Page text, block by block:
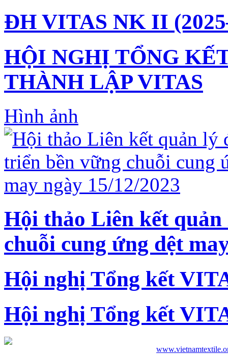
ĐH VITAS NK II
HỘI NGHỊ TỔNG
THÀNH LẬP VITAS
Hình ảnh
Hội thảo Liên kết
chuỗi cung ứng dệt
Hội nghị Tổng kết
Hội nghị Tổng kết